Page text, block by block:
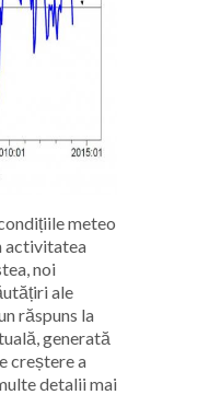
meteo
activitatea
noi
ale
răspuns la
generată
creștere a
detalii mai